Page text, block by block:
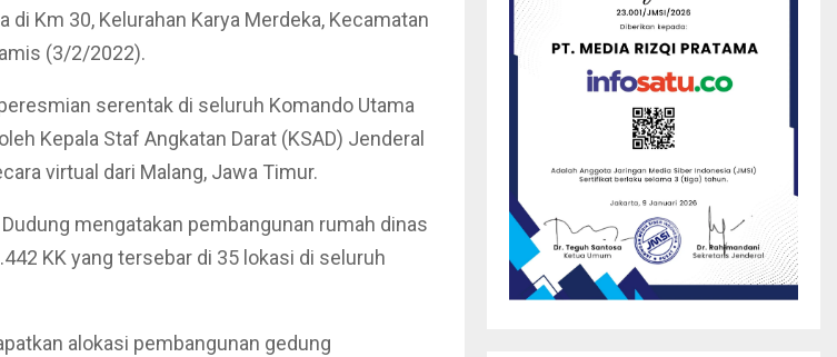
di Km 30, Kelurahan Karya Merdeka, Kecamatan
(3/2/2022).
serentak di seluruh Komando Utama
Kepala Staf Angkatan Darat (KSAD) Jenderal
virtual dari Malang, Jawa Timur.
mengatakan pembangunan rumah dinas
KK yang tersebar di 35 lokasi di seluruh
alokasi pembangunan gedung